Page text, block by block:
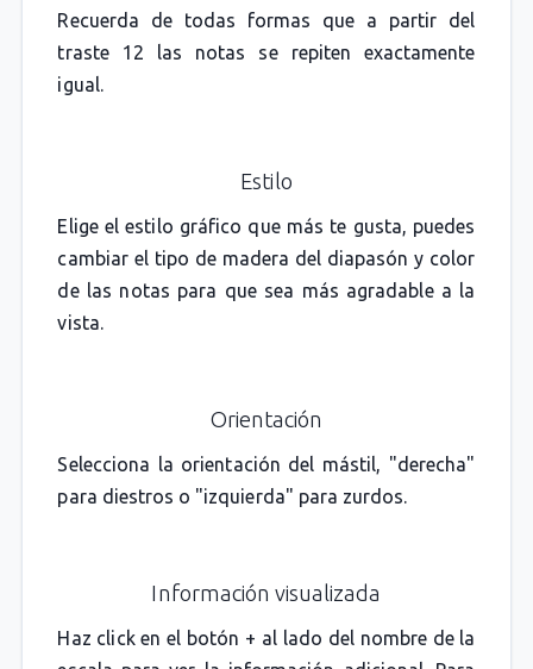
Recuerda de todas formas que a partir del
traste 12 las notas se repiten exactamente
igual.
Estilo
Elige el estilo gráfico que más te gusta, puedes
cambiar el tipo de madera del diapasón y color
de las notas para que sea más agradable a la
vista.
Orientación
Selecciona la orientación del mástil, "derecha"
para diestros o "izquierda" para zurdos.
Información visualizada
Haz click en el botón + al lado del nombre de la